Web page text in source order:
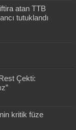
atan TTB
tutuklandı
Çekti:
kritik füze